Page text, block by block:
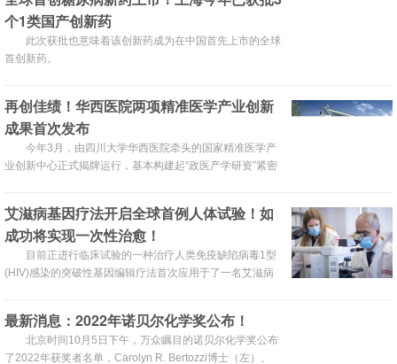
个1类国产创新药
此次获批也意味着该创新药成为在中国首先上市的全球
首创新药。
再创佳绩！华西医院两项精准医学产业创新
成果首次发布
今年3月，由四川大学华西医院牵头的国家精准医学产
业创新中心正式揭牌运行，基本构建起“政医产学研资”紧密
艾滋病基因疗法开启全球首例人体试验！如
成功将实现一次性治愈！
目前正进行临床试验的一种治疗人类免疫缺陷病毒1型
(HIV)感染的突破性基因编辑疗法首次应用于了一名艾滋病
艾滋病治疗的未来。
最新消息：2022年诺贝尔化学奖公布！
北京时间10月5日下午，万众瞩目的诺贝尔化学奖公布
了2022年获奖者名单，Carolyn R. Bertozzi博士（左）、